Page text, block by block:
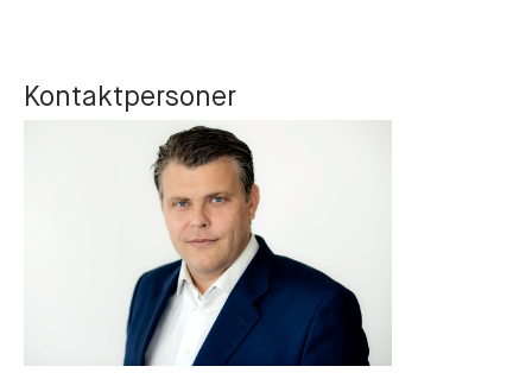
Kontaktpersoner